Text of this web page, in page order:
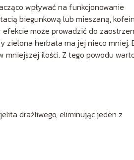
wpływać na funkcjonowanie
biegunkową lub mieszaną,
może prowadzić do
zielona herbata ma jej nieco mniej.
mniejszej ilości. Z tego powodu
drażliwego, eliminując jeden z